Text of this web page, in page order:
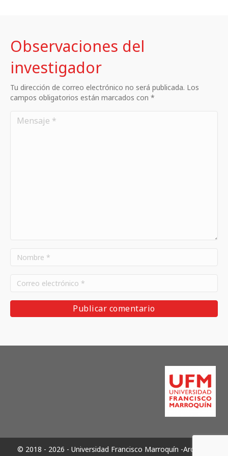
Observaciones del
investigador
Tu dirección de correo electrónico no será publicada. Los
campos obligatorios están marcados con *
© 2018 - 2026 - Universidad Francisco Marroquín -Archivos